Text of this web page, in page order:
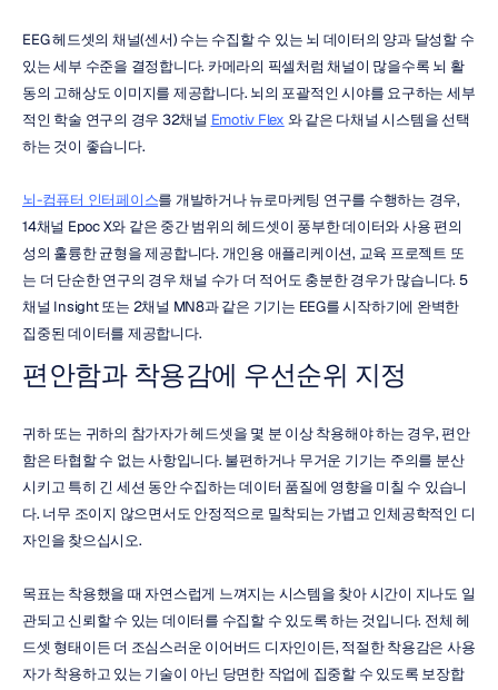
EEG 헤드셋의 채널(센서) 수는 수집할 수 있는 뇌 데이터의 양과 달성할 수
있는 세부 수준을 결정합니다. 카메라의 픽셀처럼 채널이 많을수록 뇌 활
동의 고해상도 이미지를 제공합니다. 뇌의 포괄적인 시야를 요구하는 세부
적인 학술 연구의 경우 32채널 Emotiv Flex 와 같은 다채널 시스템을 선택
하는 것이 좋습니다.
뇌-컴퓨터 인터페이스를 개발하거나 뉴로마케팅 연구를 수행하는 경우,
14채널 Epoc X와 같은 중간 범위의 헤드셋이 풍부한 데이터와 사용 편의
성의 훌륭한 균형을 제공합니다. 개인용 애플리케이션, 교육 프로젝트 또
는 더 단순한 연구의 경우 채널 수가 더 적어도 충분한 경우가 많습니다. 5
채널 Insight 또는 2채널 MN8과 같은 기기는 EEG를 시작하기에 완벽한
집중된 데이터를 제공합니다.
편안함과 착용감에 우선순위 지정
귀하 또는 귀하의 참가자가 헤드셋을 몇 분 이상 착용해야 하는 경우, 편안
함은 타협할 수 없는 사항입니다. 불편하거나 무거운 기기는 주의를 분산
시키고 특히 긴 세션 동안 수집하는 데이터 품질에 영향을 미칠 수 있습니
다. 너무 조이지 않으면서도 안정적으로 밀착되는 가볍고 인체공학적인 디
자인을 찾으십시오.
목표는 착용했을 때 자연스럽게 느껴지는 시스템을 찾아 시간이 지나도 일
관되고 신뢰할 수 있는 데이터를 수집할 수 있도록 하는 것입니다. 전체 헤
드셋 형태이든 더 조심스러운 이어버드 디자인이든, 적절한 착용감은 사용
자가 착용하고 있는 기술이 아닌 당면한 작업에 집중할 수 있도록 보장합